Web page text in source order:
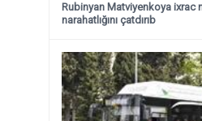
Rubinyan Matviyenkoya ixrac
narahatlığını çatdırıb